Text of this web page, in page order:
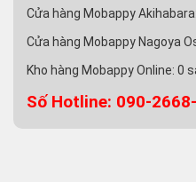
Cửa hàng Mobappy Akihabara:
Cửa hàng Mobappy Nagoya
Kho hàng Mobappy Online: 0
Số Hotline: 090-